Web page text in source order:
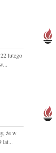
lutego
że w
lat...